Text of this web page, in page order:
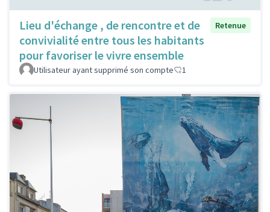
Lieu d'échange , de rencontre et de
convivialité entre tous les habitants
pour favoriser le vivre ensemble
Retenue
Utilisateur ayant supprimé son compte 1